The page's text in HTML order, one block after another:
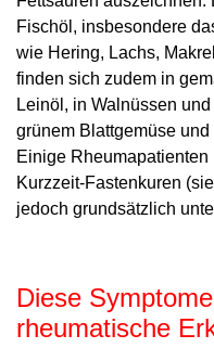
Fischöl, insbesondere
wie Hering, Lachs,
finden sich zudem in
Leinöl, in Walnüssen
grünem Blattgemüse
Einige
Kurzzeit-Fastenkuren
jedoch grundsätzlich
Diese
rheumatische